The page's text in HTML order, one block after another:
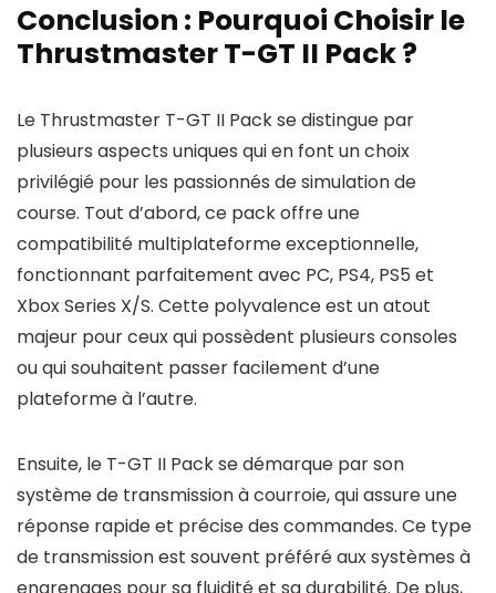
Conclusion : Pourquoi Choisir le
Thrustmaster T-GT II Pack ?
Le Thrustmaster T-GT II Pack se distingue par
plusieurs aspects uniques qui en font un choix
privilégié pour les passionnés de simulation de
course. Tout d’abord, ce pack offre une
compatibilité multiplateforme exceptionnelle,
fonctionnant parfaitement avec PC, PS4, PS5 et
Xbox Series X/S. Cette polyvalence est un atout
majeur pour ceux qui possèdent plusieurs consoles
ou qui souhaitent passer facilement d’une
plateforme à l’autre.
Ensuite, le T-GT II Pack se démarque par son
système de transmission à courroie, qui assure une
réponse rapide et précise des commandes. Ce type
de transmission est souvent préféré aux systèmes à